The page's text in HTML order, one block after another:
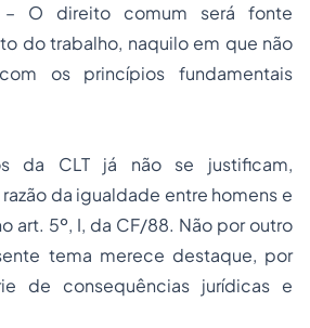
– O direito comum será fonte
do trabalho, naquilo em que não
os princípios fundamentais
da CLT já não se justificam,
da igualdade entre homens e
art. 5º, I, da CF/88. Não por outro
tema merece destaque, por
de consequências jurídicas e